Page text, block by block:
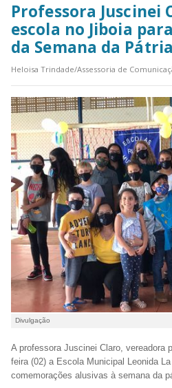
Professora Juscinei
escola no Jiboia
da Semana da Pátria
Heloisa Trindade/Assessoria de
Divulgação
A professora Juscinei Claro, vereadora
feira (02) a Escola Municipal Leonida
comemorações alusivas à semana da